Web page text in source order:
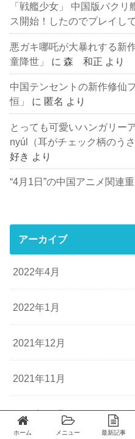
「戦艦少女」 中国版パク
ス開始！したのでプレイし
悪ガキ哪吒が大暴れする新
童降世」
に森 和正 より
中国テンセントの新作修仙
恒」
に 匿名 より
とっても可愛いハンガリー
nyúl（耳がチェック柄のう
好き より
“4月1日”の中国アニメ関連
アーカイブ
2022年4月
2022年1月
2021年12月
2021年11月
2021年10月
ホーム メニュー 最新記事
Twitter